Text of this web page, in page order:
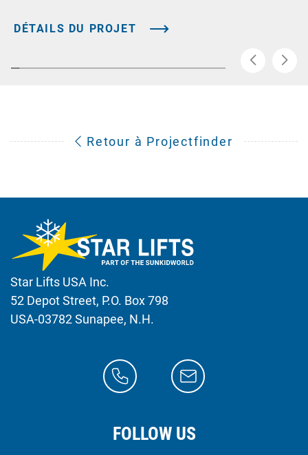
DÉTAILS DU PROJET
Retour à Projectfinder
Star Lifts USA Inc.
52 Depot Street, P.O. Box 798
USA-03782 Sunapee, N.H.
FOLLOW US